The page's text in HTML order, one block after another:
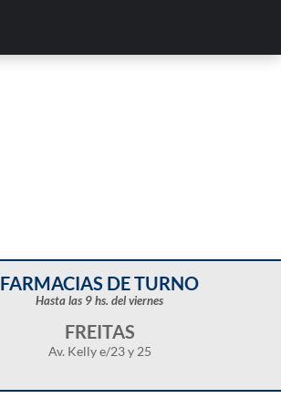
FARMACIAS DE TURNO
Hasta las 9 hs. del viernes
FREITAS
Av. Kelly e/23 y 25